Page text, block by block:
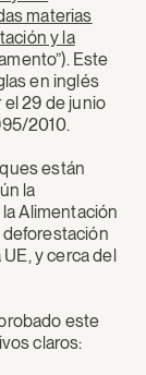
materias
y la
Este
en inglés
el 29 de junio
2010.
están
la
Alimentación
deforestación
y cerca del
este
claros: